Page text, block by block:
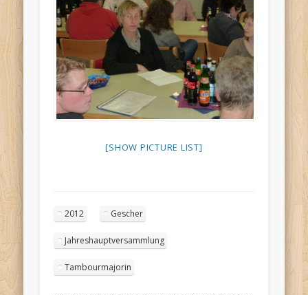
[SHOW PICTURE LIST]
2012 Gescher
Jahreshauptversammlung
Tambourmajorin